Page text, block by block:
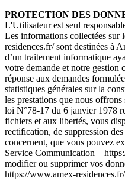
PROTECTION DES
L'Utilisateur est seul
Les informations collectées sur
residences.fr/ sont destinées à
d’un traitement informatique
votre demande et notre gestion
réponse aux demandes
statistiques générales sur la
les prestations que nous
loi N°78-17 du 6 janvier 1978
fichiers et aux libertés, vous
rectification, de suppression
concernent, que vous pouvez
Service Communication –
modifier ou supprimer vos
https://www.amex-